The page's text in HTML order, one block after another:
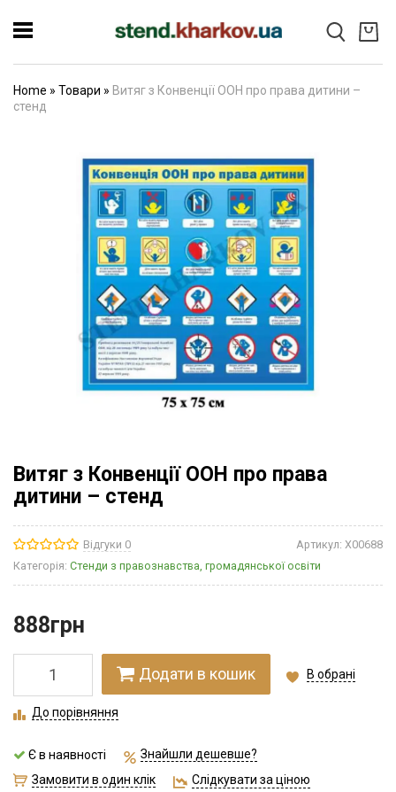
Home » Товари » Витяг з Конвенції ООН про права дитини –
стенд
Витяг з Конвенції ООН про права
дитини – стенд
Відгуки 0 Артикул: Х00688
Категорія: Стенди з правознавства, громадянської освіти
888грн
Додати в кошик В обрані
До порівняння
Є в наявності
Знайшли дешевше?
Замовити в один клік
Слідкувати за ціною